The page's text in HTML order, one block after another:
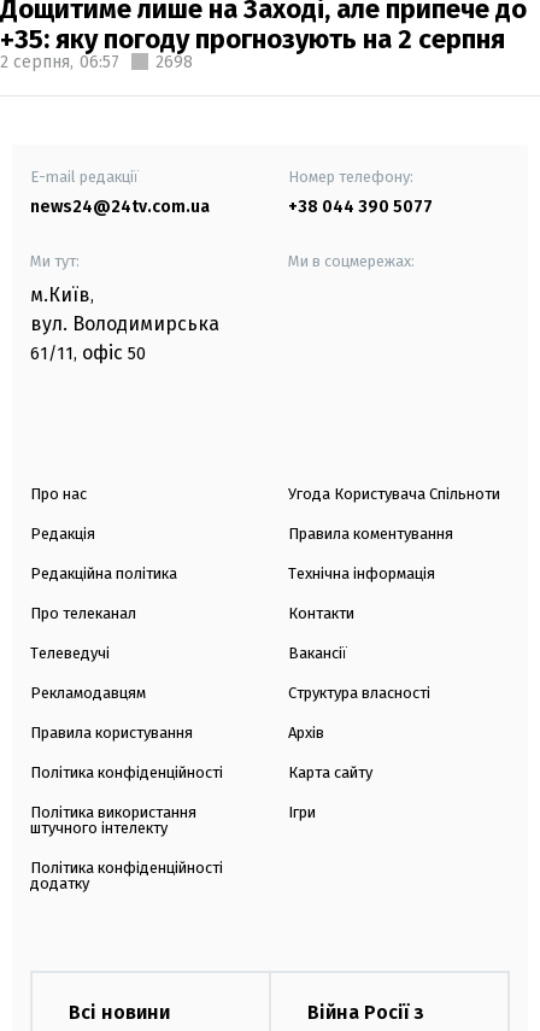
Дощитиме лише на Заході, але припече до
+35: яку погоду прогнозують на 2 серпня
2 серпня, 06:57 2698
E-mail редакції
news24@24tv.com.ua
Номер телефону:
+38 044 390 5077
Ми тут:
м.Київ,
вул. Володимирська
61/11, офіс 50
Ми в соцмережах:
Про нас
Редакція
Редакційна політика
Про телеканал
Телеведучі
Рекламодавцям
Правила користування
Політика конфіденційності
Політика використання
штучного інтелекту
Політика конфіденційності
додатку
Угода Користувача Спільноти
Правила коментування
Технічна інформація
Контакти
Вакансії
Структура власності
Архів
Карта сайту
Ігри
Всі новини
Війна Росії з